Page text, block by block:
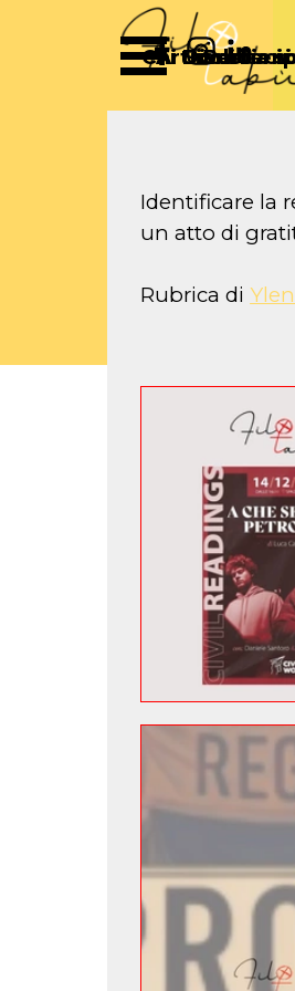
Salta menù
Chi Siamo
Articoli
Diventa
Identificare la
un atto di
Rubrica di